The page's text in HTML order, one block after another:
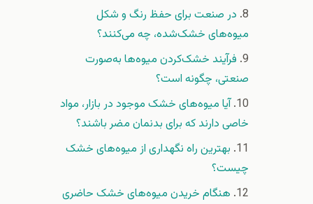
در صنعت برای حفظ رنگ و شکل
میوه‌های خشک‌شده، چه می‌کنند؟
فرآیند خشک‌کردن میوه‌ها به‌صورت
صنعتی، چگونه است؟
آیا میوه‌های خشک موجود در بازار، مواد
خاصی دارند که برای بدنمان مضر باشند؟
بهترین راه نگهداری از میوه‌های خشک
چیست؟
هنگام خریدن میوه‌های خشک حاضری